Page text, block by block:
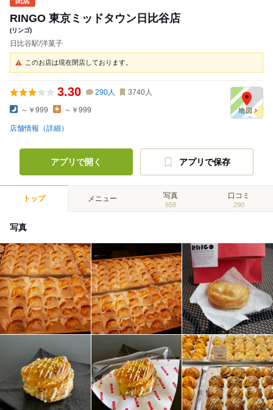
RINGO 東京ミッドタウン日比谷店
(リンゴ)
日比谷駅/洋菓子
このお店は現在閉店しております。
3.30 290人 3740人
～￥999 ～￥999
店舗情報（詳細）
アプリで開く アプリで保存
トップ メニュー 写真
658
口コミ
290
写真